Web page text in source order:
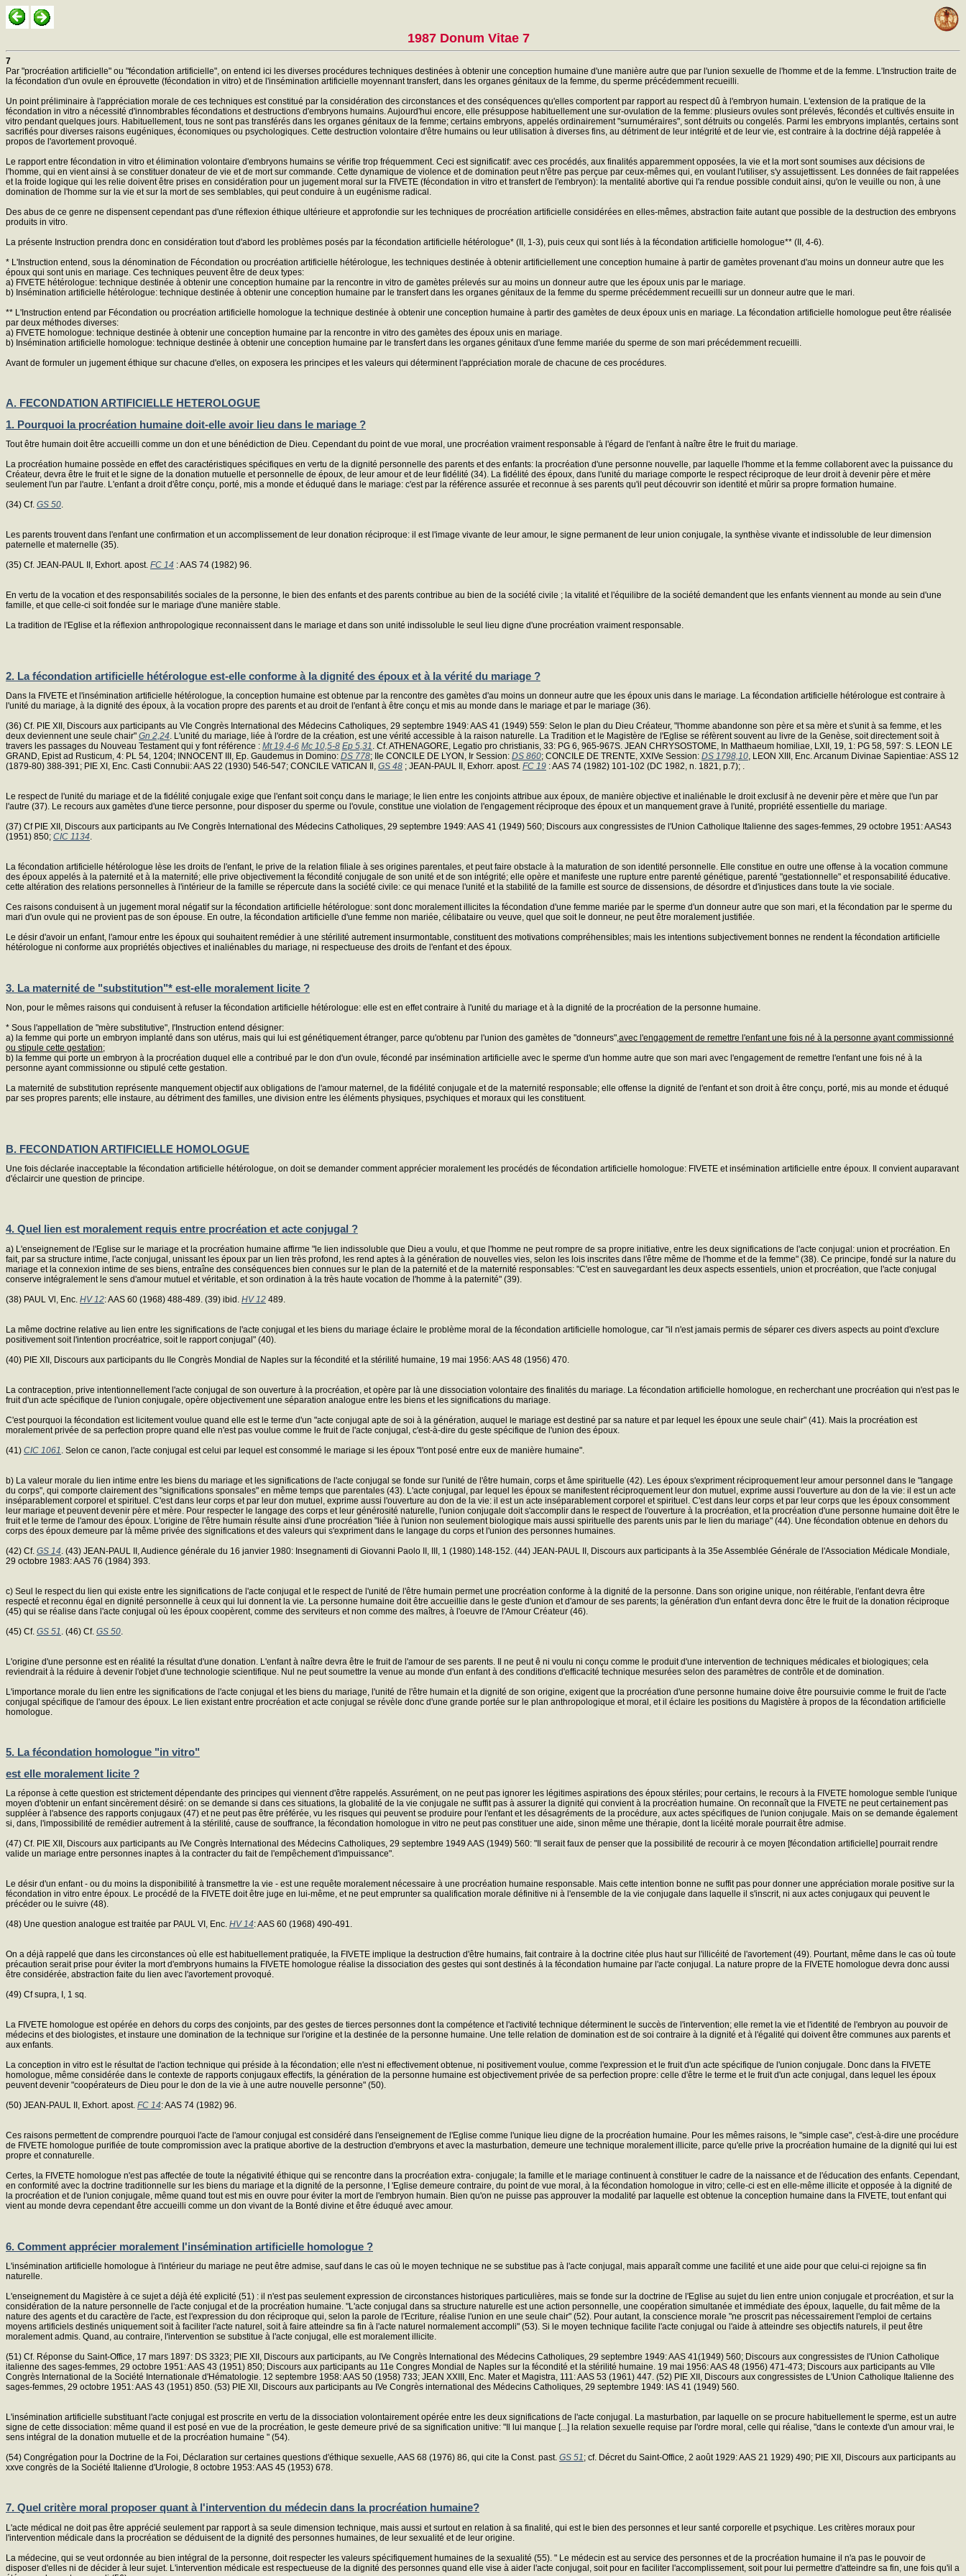
1987 Donum Vitae 7
7
Par "procréation artificielle" ou "fécondation artificielle", on entend ici les diverses procédures techniques destinées à obtenir une conception humaine d'une manière autre que par l'union sexuelle de l'homme et de la femme. L'Instruction traite de
la fécondation d'un ovule en éprouvette (fécondation in vitro) et de l'insémination artificielle moyennant transfert, dans les organes génitaux de la femme, du sperme précédemment recueilli.
Un point préliminaire à l'appréciation morale de ces techniques est constitué par la considération des circonstances et des conséquences qu'elles comportent par rapport au respect dû à l'embryon humain. L'extension de la pratique de la
fécondation in vitro a nécessité d'innombrables fécondations et destructions d'embryons humains. Aujourd'hui encore, elle présuppose habituellement une sur-ovulation de la femme: plusieurs ovules sont prélevés, fécondés et cultivés ensuite in
vitro pendant quelques jours. Habituellement, tous ne sont pas transférés dans les organes génitaux de la femme; certains embryons, appelés ordinairement "surnuméraires", sont détruits ou congelés. Parmi les embryons implantés, certains sont
sacrifiés pour diverses raisons eugéniques, économiques ou psychologiques. Cette destruction volontaire d'être humains ou leur utilisation à diverses fins, au détriment de leur intégrité et de leur vie, est contraire à la doctrine déjà rappelée à
propos de l'avortement provoqué.
Le rapport entre fécondation in vitro et élimination volontaire d'embryons humains se vérifie trop fréquemment. Ceci est significatif: avec ces procédés, aux finalités apparemment opposées, la vie et la mort sont soumises aux décisions de
l'homme, qui en vient ainsi à se constituer donateur de vie et de mort sur commande. Cette dynamique de violence et de domination peut n'être pas perçue par ceux-mêmes qui, en voulant l'utiliser, s'y assujettissent. Les données de fait rappelées
et la froide logique qui les relie doivent être prises en considération pour un jugement moral sur la FIVETE (fécondation in vitro et transfert de l'embryon): la mentalité abortive qui l'a rendue possible conduit ainsi, qu'on le veuille ou non, à une
domination de l'homme sur la vie et sur la mort de ses semblables, qui peut conduire à un eugénisme radical.
Des abus de ce genre ne dispensent cependant pas d'une réflexion éthique ultérieure et approfondie sur les techniques de procréation artificielle considérées en elles-mêmes, abstraction faite autant que possible de la destruction des embryons
produits in vitro.
La présente Instruction prendra donc en considération tout d'abord les problèmes posés par la fécondation artificielle hétérologue* (II, 1-3), puis ceux qui sont liés à la fécondation artificielle homologue** (II, 4-6).
* L'Instruction entend, sous la dénomination de Fécondation ou procréation artificielle hétérologue, les techniques destinée à obtenir artificiellement une conception humaine à partir de gamètes provenant d'au moins un donneur autre que les
époux qui sont unis en mariage. Ces techniques peuvent être de deux types:
a) FIVETE hétérologue: technique destinée à obtenir une conception humaine par la rencontre in vitro de gamètes prélevés sur au moins un donneur autre que les époux unis par le mariage.
b) Insémination artificielle hétérologue: technique destinée à obtenir une conception humaine par le transfert dans les organes génitaux de la femme du sperme précédemment recueilli sur un donneur autre que le mari.
** L'Instruction entend par Fécondation ou procréation artificielle homologue la technique destinée à obtenir une conception humaine à partir des gamètes de deux époux unis en mariage. La fécondation artificielle homologue peut être réalisée
par deux méthodes diverses:
a) FIVETE homologue: technique destinée à obtenir une conception humaine par la rencontre in vitro des gamètes des époux unis en mariage.
b) Insémination artificielle homologue: technique destinée à obtenir une conception humaine par le transfert dans les organes génitaux d'une femme mariée du sperme de son mari précédemment recueilli.
Avant de formuler un jugement éthique sur chacune d'elles, on exposera les principes et les valeurs qui déterminent l'appréciation morale de chacune de ces procédures.
A. FECONDATION ARTIFlCIELLE HETEROLOGUE
1. Pourquoi la procréation humaine doit-elle avoir lieu dans le mariage ?
Tout être humain doit être accueilli comme un don et une bénédiction de Dieu. Cependant du point de vue moral, une procréation vraiment responsable à l'égard de l'enfant à naître être le fruit du mariage.
La procréation humaine possède en effet des caractéristiques spécifiques en vertu de la dignité personnelle des parents et des enfants: la procréation d'une personne nouvelle, par laquelle l'homme et la femme collaborent avec la puissance du
Créateur, devra être le fruit et le signe de la donation mutuelle et personnelle de époux, de leur amour et de leur fidélité (34). La fidélité des époux, dans l'unité du mariage comporte le respect réciproque de leur droit à devenir père et mère
seulement l'un par l'autre. L'enfant a droit d'être conçu, porté, mis a monde et éduqué dans le mariage: c'est par la référence assurée et reconnue à ses parents qu'il peut découvrir son identité et mûrir sa propre formation humaine.
(34) Cf. GS 50.
Les parents trouvent dans l'enfant une confirmation et un accomplissement de leur donation réciproque: il est l'image vivante de leur amour, le signe permanent de leur union conjugale, la synthèse vivante et indissoluble de leur dimension
paternelle et maternelle (35).
(35) Cf. JEAN-PAUL II, Exhort. apost. FC 14 : AAS 74 (1982) 96.
En vertu de la vocation et des responsabilités sociales de la personne, le bien des enfants et des parents contribue au bien de la société civile ; la vitalité et l'équilibre de la société demandent que les enfants viennent au monde au sein d'une
famille, et que celle-ci soit fondée sur le mariage d'une manière stable.
La tradition de l'Eglise et la réflexion anthropologique reconnaissent dans le mariage et dans son unité indissoluble le seul lieu digne d'une procréation vraiment responsable.
2. La fécondation artificielle hétérologue est-elle conforme à la dignité des époux et à la vérité du mariage ?
Dans la FIVETE et l'insémination artificielle hétérologue, la conception humaine est obtenue par la rencontre des gamètes d'au moins un donneur autre que les époux unis dans le mariage. La fécondation artificielle hétérologue est contraire à
l'unité du mariage, à la dignité des époux, à la vocation propre des parents et au droit de l'enfant à être conçu et mis au monde dans le mariage et par le mariage (36).
(36) Cf. PIE XII, Discours aux participants au VIe Congrès International des Médecins Catholiques, 29 septembre 1949: AAS 41 (1949) 559: Selon le plan du Dieu Créateur, "l'homme abandonne son père et sa mère et s'unit à sa femme, et les
deux deviennent une seule chair" Gn 2,24. L'unité du mariage, liée à l'ordre de la création, est une vérité accessible à la raison naturelle. La Tradition et le Magistère de l'Eglise se réfèrent souvent au livre de la Genèse, soit directement soit à
travers les passages du Nouveau Testament qui y font référence : Mt 19,4-6 Mc 10,5-8 Ep 5,31. Cf. ATHENAGORE, Legatio pro christianis, 33: PG 6, 965-967S. JEAN CHRYSOSTOME, In Matthaeum homiliae, LXII, 19, 1: PG 58, 597: S. LEON LE
GRAND, Epist ad Rusticum, 4: PL 54, 1204; INNOCENT III, Ep. Gaudemus in Domino: DS 778; IIe CONCILE DE LYON, Ir Session: DS 860; CONCILE DE TRENTE, XXIVe Session: DS 1798,10, LEON XIII, Enc. Arcanum Divinae Sapientiae: ASS 12
(1879-80) 388-391; PIE XI, Enc. Casti Connubii: AAS 22 (1930) 546-547; CONCILE VATICAN Il, GS 48 ; JEAN-PAUL II, Exhorr. apost. FC 19 : AAS 74 (1982) 101-102 (DC 1982, n. 1821, p.7); .
Le respect de l'unité du mariage et de la fidélité conjugale exige que l'enfant soit conçu dans le mariage; le lien entre les conjoints attribue aux époux, de manière objective et inaliénable le droit exclusif à ne devenir père et mère que l'un par
l'autre (37). Le recours aux gamètes d'une tierce personne, pour disposer du sperme ou l'ovule, constitue une violation de l'engagement réciproque des époux et un manquement grave à l'unité, propriété essentielle du mariage.
(37) Cf PIE XII, Discours aux participants au IVe Congrès International des Médecins Catholiques, 29 septembre 1949: AAS 41 (1949) 560; Discours aux congressistes de l'Union Catholique Italienne des sages-femmes, 29 octobre 1951: AAS43
(1951) 850; CIC 1134.
La fécondation artificielle hétérologue lèse les droits de l'enfant, le prive de la relation filiale à ses origines parentales, et peut faire obstacle à la maturation de son identité personnelle. Elle constitue en outre une offense à la vocation commune
des époux appelés à la paternité et à la maternité; elle prive objectivement la fécondité conjugale de son unité et de son intégrité; elle opère et manifeste une rupture entre parenté génétique, parenté "gestationnelle" et responsabilité éducative.
cette altération des relations personnelles à l'intérieur de la famille se répercute dans la société civile: ce qui menace l'unité et la stabilité de la famille est source de dissensions, de désordre et d'injustices dans toute la vie sociale.
Ces raisons conduisent à un jugement moral négatif sur la fécondation artificielle hétérologue: sont donc moralement illicites la fécondation d'une femme mariée par le sperme d'un donneur autre que son mari, et la fécondation par le sperme du
mari d'un ovule qui ne provient pas de son épouse. En outre, la fécondation artificielle d'une femme non mariée, célibataire ou veuve, quel que soit le donneur, ne peut être moralement justifiée.
Le désir d'avoir un enfant, l'amour entre les époux qui souhaitent remédier à une stérilité autrement insurmontable, constituent des motivations compréhensibles; mais les intentions subjectivement bonnes ne rendent la fécondation artificielle
hétérologue ni conforme aux propriétés objectives et inaliénables du mariage, ni respectueuse des droits de l'enfant et des époux.
3. La maternité de "substitution"* est-elle moralement licite ?
Non, pour le mêmes raisons qui conduisent à refuser la fécondation artificielle hétérologue: elle est en effet contraire à l'unité du mariage et à la dignité de la procréation de la personne humaine.
* Sous l'appellation de "mère substitutive", I'Instruction entend désigner:
a) la femme qui porte un embryon implanté dans son utérus, mais qui lui est génétiquement étranger, parce qu'obtenu par l'union des gamètes de "donneurs",avec l'engagement de remettre l'enfant une fois né à la personne ayant commissionné
ou stipule cette gestation;
b) la femme qui porte un embryon à la procréation duquel elle a contribué par le don d'un ovule, fécondé par insémination artificielle avec le sperme d'un homme autre que son mari avec l'engagement de remettre l'enfant une fois né à la
personne ayant commissionne ou stipulé cette gestation.
La maternité de substitution représente manquement objectif aux obligations de l'amour maternel, de la fidélité conjugale et de la maternité responsable; elle offense la dignité de l'enfant et son droit à être conçu, porté, mis au monde et éduqué
par ses propres parents; elle instaure, au détriment des familles, une division entre les éléments physiques, psychiques et moraux qui les constituent.
B. FECONDATION ARTIFICIELLE HOMOLOGUE
Une fois déclarée inacceptable la fécondation artificielle hétérologue, on doit se demander comment apprécier moralement les procédés de fécondation artificielle homologue: FIVETE et insémination artificielle entre époux. Il convient auparavant
d'éclaircir une question de principe.
4. Quel lien est moralement requis entre procréation et acte conjugal ?
a) L'enseignement de l'Eglise sur le mariage et la procréation humaine affirme "le lien indissoluble que Dieu a voulu, et que l'homme ne peut rompre de sa propre initiative, entre les deux significations de l'acte conjugal: union et procréation. En
fait, par sa structure intime, l'acte conjugal, unissant les époux par un lien très profond, les rend aptes à la génération de nouvelles vies, selon les lois inscrites dans l'être même de l'homme et de la femme" (38). Ce principe, fondé sur la nature du
mariage et la connexion intime de ses biens, entraîne des conséquences bien connues sur le plan de la paternité et de la maternité responsables: "C'est en sauvegardant les deux aspects essentiels, union et procréation, que l'acte conjugal
conserve intégralement le sens d'amour mutuel et véritable, et son ordination à la très haute vocation de l'homme à la paternité" (39).
(38) PAUL Vl, Enc. HV 12: AAS 60 (1968) 488-489. (39) ibid. HV 12 489.
La même doctrine relative au lien entre les significations de l'acte conjugal et les biens du mariage éclaire le problème moral de la fécondation artificielle homologue, car "il n'est jamais permis de séparer ces divers aspects au point d'exclure
positivement soit l'intention procréatrice, soit le rapport conjugal" (40).
(40) PIE XII, Discours aux participants du IIe Congrès Mondial de Naples sur la fécondité et la stérilité humaine, 19 mai 1956: AAS 48 (1956) 470.
La contraception, prive intentionnellement l'acte conjugal de son ouverture à la procréation, et opère par là une dissociation volontaire des finalités du mariage. La fécondation artificielle homologue, en recherchant une procréation qui n'est pas le
fruit d'un acte spécifique de l'union conjugale, opère objectivement une séparation analogue entre les biens et les significations du mariage.
C'est pourquoi la fécondation est licitement voulue quand elle est le terme d'un "acte conjugal apte de soi à la génération, auquel le mariage est destiné par sa nature et par lequel les époux une seule chair" (41). Mais la procréation est
moralement privée de sa perfection propre quand elle n'est pas voulue comme le fruit de l'acte conjugal, c'est-à-dire du geste spécifique de l'union des époux.
(41) CIC 1061. Selon ce canon, l'acte conjugal est celui par lequel est consommé le mariage si les époux "l'ont posé entre eux de manière humaine".
b) La valeur morale du lien intime entre les biens du mariage et les significations de l'acte conjugal se fonde sur l'unité de l'être humain, corps et âme spirituelle (42). Les époux s'expriment réciproquement leur amour personnel dans le "langage
du corps", qui comporte clairement des "significations sponsales" en même temps que parentales (43). L'acte conjugal, par lequel les époux se manifestent réciproquement leur don mutuel, exprime aussi l'ouverture au don de la vie: il est un acte
inséparablement corporel et spirituel. C'est dans leur corps et par leur don mutuel, exprime aussi l'ouverture au don de la vie: il est un acte inséparablement corporel et spirituel. C'est dans leur corps et par leur corps que les époux consomment
leur mariage et peuvent devenir père et mère. Pour respecter le langage des corps et leur générosité naturelle, l'union conjugale doit s'accomplir dans le respect de l'ouverture à la procréation, et la procréation d'une personne humaine doit être le
fruit et le terme de l'amour des époux. L'origine de l'être humain résulte ainsi d'une procréation "liée à l'union non seulement biologique mais aussi spirituelle des parents unis par le lien du mariage" (44). Une fécondation obtenue en dehors du
corps des époux demeure par là même privée des significations et des valeurs qui s'expriment dans le langage du corps et l'union des personnes humaines.
(42) Cf. GS 14. (43) JEAN-PAUL II, Audience générale du 16 janvier 1980: Insegnamenti di Giovanni Paolo II, III, 1 (1980).148-152. (44) JEAN-PAUL II, Discours aux participants à la 35e Assemblée Générale de l'Association Médicale Mondiale,
29 octobre 1983: AAS 76 (1984) 393.
c) Seul le respect du lien qui existe entre les significations de l'acte conjugal et le respect de l'unité de l'être humain permet une procréation conforme à la dignité de la personne. Dans son origine unique, non réitérable, l'enfant devra être
respecté et reconnu égal en dignité personnelle à ceux qui lui donnent la vie. La personne humaine doit être accueillie dans le geste d'union et d'amour de ses parents; la génération d'un enfant devra donc être le fruit de la donation réciproque
(45) qui se réalise dans l'acte conjugal où les époux coopèrent, comme des serviteurs et non comme des maîtres, à l'oeuvre de l'Amour Créateur (46).
(45) Cf. GS 51. (46) Cf. GS 50.
L'origine d'une personne est en réalité la résultat d'une donation. L'enfant à naître devra être le fruit de l'amour de ses parents. Il ne peut ê ni voulu ni conçu comme le produit d'une intervention de techniques médicales et biologiques; cela
reviendrait à la réduire à devenir l'objet d'une technologie scientifique. Nul ne peut soumettre la venue au monde d'un enfant à des conditions d'efficacité technique mesurées selon des paramètres de contrôle et de domination.
L'importance morale du lien entre les significations de l'acte conjugal et les biens du mariage, l'unité de l'être humain et la dignité de son origine, exigent que la procréation d'une personne humaine doive être poursuivie comme le fruit de l'acte
conjugal spécifique de l'amour des époux. Le lien existant entre procréation et acte conjugal se révèle donc d'une grande portée sur le plan anthropologique et moral, et il éclaire les positions du Magistère à propos de la fécondation artificielle
homologue.
5. La fécondation homologue "in vitro"
est elle moralement licite ?
La réponse à cette question est strictement dépendante des principes qui viennent d'être rappelés. Assurément, on ne peut pas ignorer les légitimes aspirations des époux stériles; pour certains, le recours à la FIVETE homologue semble l'unique
moyen d'obtenir un enfant sincèrement désiré: on se demande si dans ces situations, la globalité de la vie conjugale ne suffit pas à assurer la dignité qui convient à la procréation humaine. On reconnaît que la FIVETE ne peut certainement pas
suppléer à l'absence des rapports conjugaux (47) et ne peut pas être préférée, vu les risques qui peuvent se produire pour l'enfant et les désagréments de la procédure, aux actes spécifiques de l'union conjugale. Mais on se demande également
si, dans, l'impossibilité de remédier autrement à la stérilité, cause de souffrance, la fécondation homologue in vitro ne peut pas constituer une aide, sinon même une thérapie, dont la licéité morale pourrait être admise.
(47) Cf. PIE XII, Discours aux participants au IVe Congrès International des Médecins Catholiques, 29 septembre 1949 AAS (1949) 560: "Il serait faux de penser que la possibilité de recourir à ce moyen [fécondation artificielle] pourrait rendre
valide un mariage entre personnes inaptes à la contracter du fait de l'empêchement d'impuissance".
Le désir d'un enfant - ou du moins la disponibilité à transmettre la vie - est une requête moralement nécessaire à une procréation humaine responsable. Mais cette intention bonne ne suffit pas pour donner une appréciation morale positive sur la
fécondation in vitro entre époux. Le procédé de la FIVETE doit être juge en lui-même, et ne peut emprunter sa qualification morale définitive ni à l'ensemble de la vie conjugale dans laquelle il s'inscrit, ni aux actes conjugaux qui peuvent le
précéder ou le suivre (48).
(48) Une question analogue est traitée par PAUL VI, Enc. HV 14: AAS 60 (1968) 490-491.
On a déjà rappelé que dans les circonstances où elle est habituellement pratiquée, la FIVETE implique la destruction d'être humains, fait contraire à la doctrine citée plus haut sur l'illicéité de l'avortement (49). Pourtant, même dans le cas où toute
précaution serait prise pour éviter la mort d'embryons humains la FIVETE homologue réalise la dissociation des gestes qui sont destinés à la fécondation humaine par l'acte conjugal. La nature propre de la FIVETE homologue devra donc aussi
être considérée, abstraction faite du lien avec l'avortement provoqué.
(49) Cf supra, I, 1 sq.
La FIVETE homologue est opérée en dehors du corps des conjoints, par des gestes de tierces personnes dont la compétence et l'activité technique déterminent le succès de l'intervention; elle remet la vie et l'identité de l'embryon au pouvoir de
médecins et des biologistes, et instaure une domination de la technique sur l'origine et la destinée de la personne humaine. Une telle relation de domination est de soi contraire à la dignité et à l'égalité qui doivent être communes aux parents et
aux enfants.
La conception in vitro est le résultat de l'action technique qui préside à la fécondation; elle n'est ni effectivement obtenue, ni positivement voulue, comme l'expression et le fruit d'un acte spécifique de l'union conjugale. Donc dans la FIVETE
homologue, même considérée dans le contexte de rapports conjugaux effectifs, la génération de la personne humaine est objectivement privée de sa perfection propre: celle d'être le terme et le fruit d'un acte conjugal, dans lequel les époux
peuvent devenir "coopérateurs de Dieu pour le don de la vie à une autre nouvelle personne" (50).
(50) JEAN-PAUL II, Exhort. apost. FC 14: AAS 74 (1982) 96.
Ces raisons permettent de comprendre pourquoi l'acte de l'amour conjugal est considéré dans l'enseignement de l'Eglise comme l'unique lieu digne de la procréation humaine. Pour les mêmes raisons, le "simple case", c'est-à-dire une procédure
de FIVETE homologue purifiée de toute compromission avec la pratique abortive de la destruction d'embryons et avec la masturbation, demeure une technique moralement illicite, parce qu'elle prive la procréation humaine de la dignité qui lui est
propre et connaturelle.
Certes, la FIVETE homologue n'est pas affectée de toute la négativité éthique qui se rencontre dans la procréation extra- conjugale; la famille et le mariage continuent à constituer le cadre de la naissance et de l'éducation des enfants. Cependant,
en conformité avec la doctrine traditionnelle sur les biens du mariage et la dignité de la personne, I 'Eglise demeure contraire, du point de vue moral, à la fécondation homologue in vitro; celle-ci est en elle-même illicite et opposée à la dignité de
la procréation et de l'union conjugale, même quand tout est mis en ouvre pour éviter la mort de l'embryon humain. Bien qu'on ne puisse pas approuver la modalité par laquelle est obtenue la conception humaine dans la FIVETE, tout enfant qui
vient au monde devra cependant être accueilli comme un don vivant de la Bonté divine et être éduqué avec amour.
6. Comment apprécier moralement l'insémination artificielle homologue ?
L'insémination artificielle homologue à l'intérieur du mariage ne peut être admise, sauf dans le cas où le moyen technique ne se substitue pas à l'acte conjugal, mais apparaît comme une facilité et une aide pour que celui-ci rejoigne sa fin
naturelle.
L'enseignement du Magistère à ce sujet a déjà été explicité (51) : il n'est pas seulement expression de circonstances historiques particulières, mais se fonde sur la doctrine de l'Eglise au sujet du lien entre union conjugale et procréation, et sur la
considération de la nature personnelle de l'acte conjugal et de la procréation humaine. "L'acte conjugal dans sa structure naturelle est une action personnelle, une coopération simultanée et immédiate des époux, laquelle, du fait même de la
nature des agents et du caractère de l'acte, est l'expression du don réciproque qui, selon la parole de l'Ecriture, réalise l'union en une seule chair" (52). Pour autant, la conscience morale "ne proscrit pas nécessairement l'emploi de certains
moyens artificiels destinés uniquement soit à faciliter l'acte naturel, soit à faire atteindre sa fin à l'acte naturel normalement accompli" (53). Si le moyen technique facilite l'acte conjugal ou l'aide à atteindre ses objectifs naturels, il peut être
moralement admis. Quand, au contraire, l'intervention se substitue à l'acte conjugal, elle est moralement illicite.
(51) Cf. Réponse du Saint-Office, 17 mars 1897: DS 3323; PIE XII, Discours aux participants, au IVe Congrès International des Médecins Catholiques, 29 septembre 1949: AAS 41(1949) 560; Discours aux congressistes de l'Union Catholique
italienne des sages-femmes, 29 octobre 1951: AAS 43 (1951) 850; Discours aux participants au 11e Congres Mondial de Naples sur la fécondité et la stérilité humaine. 19 mai 1956: AAS 48 (1956) 471-473; Discours aux participants au VIIe
Congrès International de la Société Internationale d'Hématologie. 12 septembre 1958: AAS 50 (1958) 733; JEAN XXIII, Enc. Mater et Magistra, 111: AAS 53 (1961) 447. (52) PIE XII, Discours aux congressistes de L'Union Catholique Italienne des
sages-femmes, 29 octobre 1951: AAS 43 (1951) 850. (53) PIE Xll, Discours aux participants au IVe Congrès international des Médecins Catholiques, 29 septembre 1949: IAS 41 (1949) 560.
L'insémination artificielle substituant l'acte conjugal est proscrite en vertu de la dissociation volontairement opérée entre les deux significations de l'acte conjugal. La masturbation, par laquelle on se procure habituellement le sperme, est un autre
signe de cette dissociation: même quand il est posé en vue de la procréation, le geste demeure privé de sa signification unitive: "Il lui manque [...] la relation sexuelle requise par l'ordre moral, celle qui réalise, "dans le contexte d'un amour vrai, le
sens intégral de la donation mutuelle et de la procréation humaine " (54).
(54) Congrégation pour la Doctrine de la Foi, Déclaration sur certaines questions d'éthique sexuelle, AAS 68 (1976) 86, qui cite la Const. past. GS 51; cf. Décret du Saint-Office, 2 août 1929: AAS 21 1929) 490; PIE XII, Discours aux participants au
xxve congrès de la Société Italienne d'Urologie, 8 octobre 1953: AAS 45 (1953) 678.
7. Quel critère moral proposer quant à l'intervention du médecin dans la procréation humaine?
L'acte médical ne doit pas être apprécié seulement par rapport à sa seule dimension technique, mais aussi et surtout en relation à sa finalité, qui est le bien des personnes et leur santé corporelle et psychique. Les critères moraux pour
l'intervention médicale dans la procréation se déduisent de la dignité des personnes humaines, de leur sexualité et de leur origine.
La médecine, qui se veut ordonnée au bien intégral de la personne, doit respecter les valeurs spécifiquement humaines de la sexualité (55). " Le médecin est au service des personnes et de la procréation humaine il n'a pas le pouvoir de
disposer d'elles ni de décider à leur sujet. L'intervention médicale est respectueuse de la dignité des personnes quand elle vise à aider l'acte conjugal, soit pour en faciliter l'accomplissement, soit pour lui permettre d'atteindre sa fin, une fois qu'il a